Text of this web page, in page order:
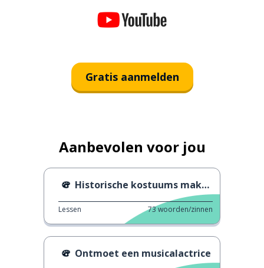
Gratis aanmelden
Aanbevolen voor jou
Historische kostuums maken
Lessen 73woorden/zinnen
Ontmoet een musicalactrice